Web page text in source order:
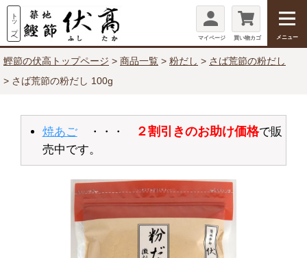
マイページ 買い物カゴ メニュー
焼あご・・・ ２割引きのお助け価格で販
売中です。
鰹節の伏高トップページ 商品一覧 粉だし
さば荒節の粉だし
さば荒節の粉だし 100g